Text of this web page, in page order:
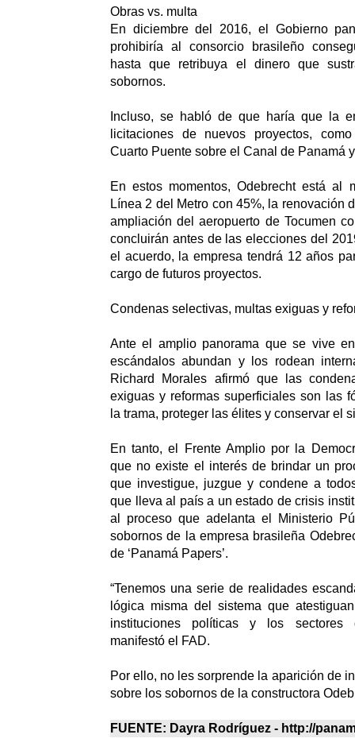
Obras vs. multa
En diciembre del 2016, el Gobierno
prohibiría al consorcio brasileño
hasta que retribuya el dinero que
sobornos.
Incluso, se habló de que haría que la
licitaciones de nuevos proyectos,
Cuarto Puente sobre el Canal de Panamá
En estos momentos, Odebrecht está al
Línea 2 del Metro con 45%, la renovación
ampliación del aeropuerto de Tocumen
concluirán antes de las elecciones del
el acuerdo, la empresa tendrá 12 años
cargo de futuros proyectos.
Condenas selectivas, multas exiguas y
Ante el amplio panorama que se vive
escándalos abundan y los rodean
Richard Morales afirmó que las
exiguas y reformas superficiales son las
la trama, proteger las élites y conservar el
En tanto, el Frente Amplio por la
que no existe el interés de brindar un
que investigue, juzgue y condene a
que lleva al país a un estado de crisis
al proceso que adelanta el Ministerio
sobornos de la empresa brasileña
de ‘Panamá Papers’.
“Tenemos una serie de realidades
lógica misma del sistema que
instituciones políticas y los sectores
manifestó el FAD.
Por ello, no les sorprende la aparición de
sobre los sobornos de la constructora
FUENTE: Dayra Rodríguez - http://